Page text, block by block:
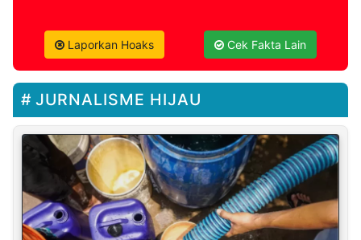
Laporkan Hoaks Cek Fakta Lain
JURNALISME HIJAU